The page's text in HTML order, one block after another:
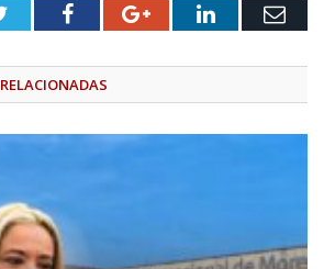
TwitterFacebookGoogle+LinkedIn
RELACIONADAS